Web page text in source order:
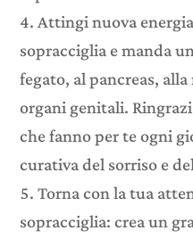
Attingi nuova
sopracciglia e manda
fegato, al pancreas,
organi genitali.
che fanno per te ogni
curativa del sorriso e
Torna con la tua
sopracciglia: crea un